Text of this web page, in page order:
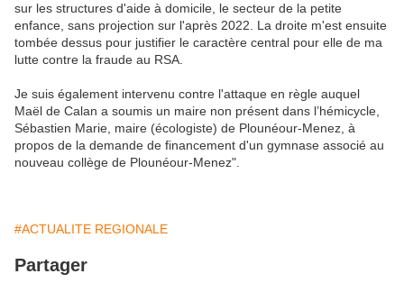
sur les structures d'aide à domicile, le secteur de la petite
enfance, sans projection sur l'après 2022. La droite m'est ensuite
tombée dessus pour justifier le caractère central pour elle de ma
lutte contre la fraude au RSA.
Je suis également intervenu contre l'attaque en règle auquel
Maël de Calan a soumis un maire non présent dans l’hémicycle,
Sébastien Marie, maire (écologiste) de Plounéour-Menez, à
propos de la demande de financement d'un gymnase associé au
nouveau collège de Plounéour-Menez".
#ACTUALITE REGIONALE
Partager